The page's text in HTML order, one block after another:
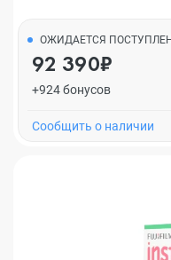
ОЖИДАЕТСЯ
92 390₽
+924 бонусов
Cообщить о наличии